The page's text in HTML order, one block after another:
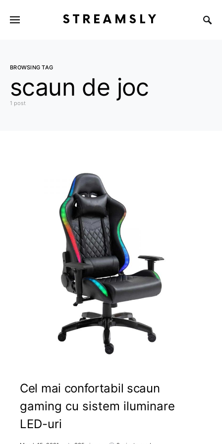
STREAMSLY
BROWSING TAG
scaun de joc
1 post
Cel mai confortabil scaun
gaming cu sistem iluminare
LED-uri